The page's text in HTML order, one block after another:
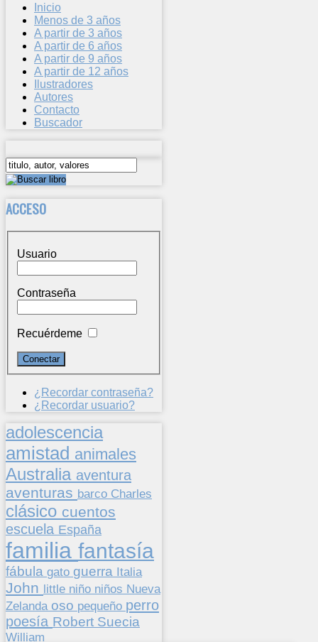
Inicio
Menos de 3 años
A partir de 3 años
A partir de 6 años
A partir de 9 años
A partir de 12 años
Ilustradores
Autores
Contacto
Buscador
ACCESO
Usuario
Contraseña
Recuérdeme
¿Recordar contraseña?
¿Recordar usuario?
adolescencia
amistad animales
Australia aventura
aventuras barco Charles
clásico cuentos
escuela España
familia fantasía
fábula gato guerra Italia
John little niño niños Nueva
Zelanda oso pequeño perro
poesía Robert Suecia
William